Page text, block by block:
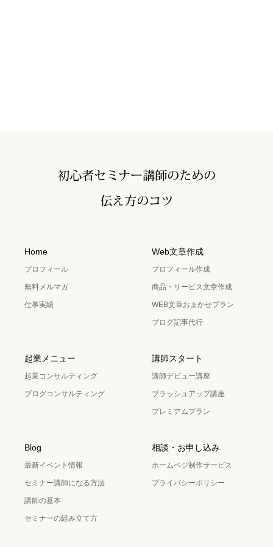
Home
プロフィール
無料メルマガ
仕事実績
Web文章作成
プロフィール作成
商品・サービス文章作成
WEB文章おまかせプラン
ブログ記事代行
起業メニュー
起業コンサルティング
ブログコンサルティング
講師スタート
講師デビュー講座
ブラッシュアップ講座
プレミアムプラン
Blog
最新イベント情報
セミナー講師になる方法
講師の基本
セミナーの組み立て方
相談・お申し込み
ホームペジ制作サービス
プライバシーポリシー